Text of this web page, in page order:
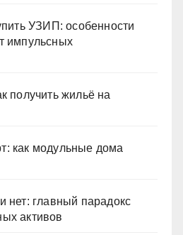
УЗИП: особенности
импульсных
получить жильё на
как модульные дома
нет: главный парадокс
активов